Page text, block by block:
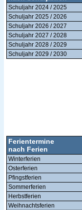
Schuljahr 2024 / 2025
Schuljahr 2025 / 2026
Schuljahr 2026 / 2027
Schuljahr 2027 / 2028
Schuljahr 2028 / 2029
Schuljahr 2029 / 2030
Ferientermine
nach Ferien
Winterferien
Osterferien
Pfingstferien
Sommerferien
Herbstferien
Weihnachtsferien